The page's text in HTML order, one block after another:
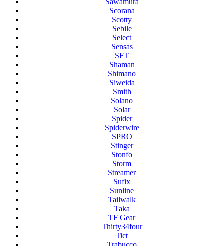
Sawamura
Scorana
Scotty
Sebile
Select
Sensas
SFT
Shaman
Shimano
Siweida
Smith
Solano
Solar
Spider
Spiderwire
SPRO
Stinger
Stonfo
Storm
Streamer
Sufix
Sunline
Tailwalk
Taka
TF Gear
Thirty34four
Tict